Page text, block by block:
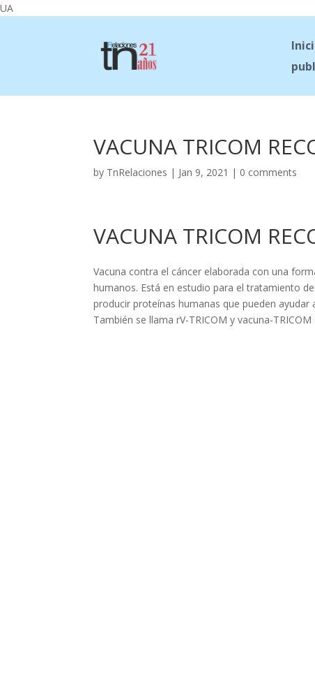
UA
VACUNA TRICOM
by TnRelaciones | Jan 9, 2021 | 0 comments
VACUNA TRICOM
Vacuna contra el cáncer elaborada con una
humanos. Está en estudio para el tratamiento
producir proteínas humanas que pueden
También se llama rV-TRICOM y vacuna-TRICOM